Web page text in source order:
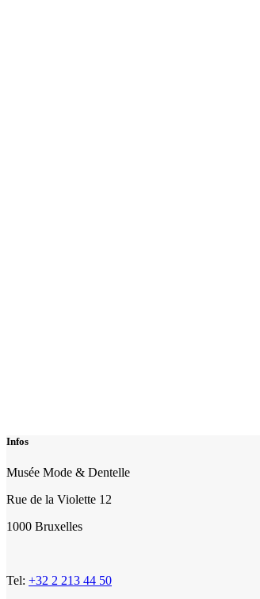
Infos
Musée Mode & Dentelle
Rue de la Violette 12
1000 Bruxelles
Tel: +32 2 213 44 50